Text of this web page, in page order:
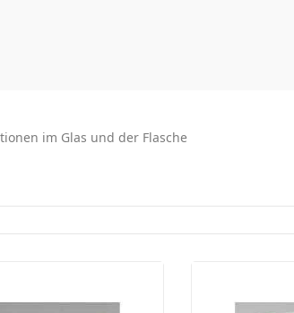
im Glas und der Flasche